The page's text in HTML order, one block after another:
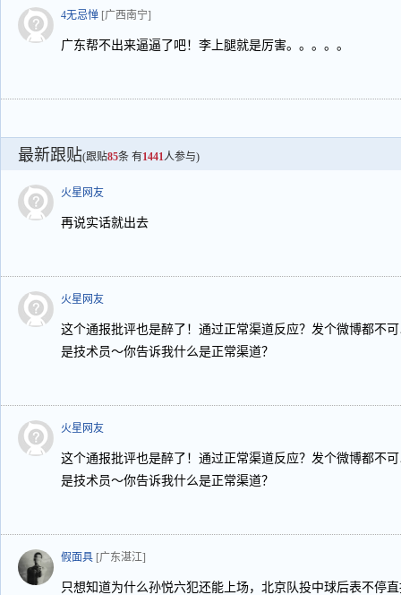
4无忌惮 [广西南宁]
广东帮不出来逼逼了吧！李上腿就是厉害。。。。。
最新跟贴(跟贴85条 有1441人参与)
火星网友
再说实话就出去
火星网友
这个通报批评也是醉了！通过正常渠道反应？发个微博都不
是技术员～你告诉我什么是正常渠道？
火星网友
这个通报批评也是醉了！通过正常渠道反应？发个微博都不
是技术员～你告诉我什么是正常渠道？
假面具 [广东湛江]
只想知道为什么孙悦六犯还能上场，北京队投中球后表不停